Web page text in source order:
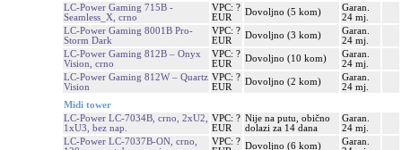
LC-Power Gaming 715B -
Seamless_X, crno
VPC: ?
EUR
Dovoljno (5 kom)
Garan.
24 mj.
LC-Power Gaming 8001B Pro-
Storm Dark
VPC: ?
EUR
Dovoljno (3 kom)
Garan.
24 mj.
LC-Power Gaming 812B – Onyx
Vision, crno
VPC: ?
EUR
Dovoljno (10 kom)
Garan.
24 mj.
LC-Power Gaming 812W – Quartz
Vision
VPC: ?
EUR
Dovoljno (2 kom)
Garan.
24 mj.
Midi tower
LC-Power LC-7034B, crno, 2xU2,
1xU3, bez nap.
VPC: ?
EUR
Nije na putu, obično
dolazi za 14 dana
Garan.
24 mj.
LC-Power LC-7037B-ON, crno,
VPC: ? Dovoljno (6 kom)
Garan.